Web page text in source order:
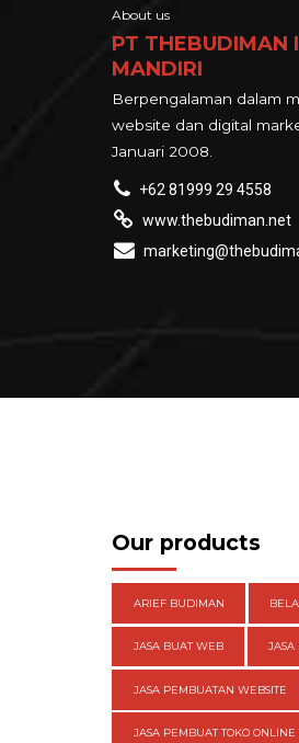
About us
PT THEBUDIMAN
MANDIRI
Berpengalaman dalam
website dan digital
Januari 2008.
+62 81999 29 4558
www.thebudiman.net
Our products
ARIEF BUDIMAN
JASA BUAT WEB JASA
JASA PEMBUATAN WEBSITE
JASA PEMBUAT TOKO ONLINE